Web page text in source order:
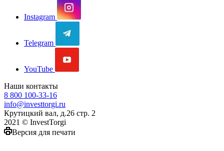
Instagram
Telegram
YouTube
Наши контакты
8 800 100-33-16
info@investtorgi.ru
Крутицкий вал, д.26 стр. 2
2021 © InvestTorgi
Версия для печати